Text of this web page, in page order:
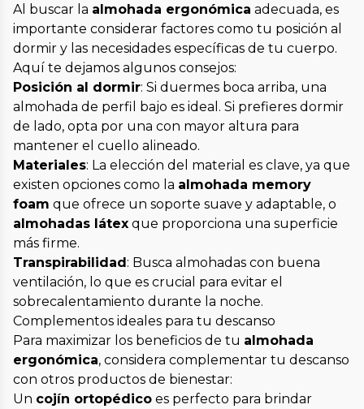
Al buscar la almohada ergonómica adecuada, es
importante considerar factores como tu posición al
dormir y las necesidades específicas de tu cuerpo.
Aquí te dejamos algunos consejos:
Posición al dormir: Si duermes boca arriba, una
almohada de perfil bajo es ideal. Si prefieres dormir
de lado, opta por una con mayor altura para
mantener el cuello alineado.
Materiales: La elección del material es clave, ya que
existen opciones como la almohada memory
foam que ofrece un soporte suave y adaptable, o
almohadas látex que proporciona una superficie
más firme.
Transpirabilidad: Busca almohadas con buena
ventilación, lo que es crucial para evitar el
sobrecalentamiento durante la noche.
Complementos ideales para tu descanso
Para maximizar los beneficios de tu almohada
ergonómica, considera complementar tu descanso
con otros productos de bienestar:
Un cojín ortopédico es perfecto para brindar